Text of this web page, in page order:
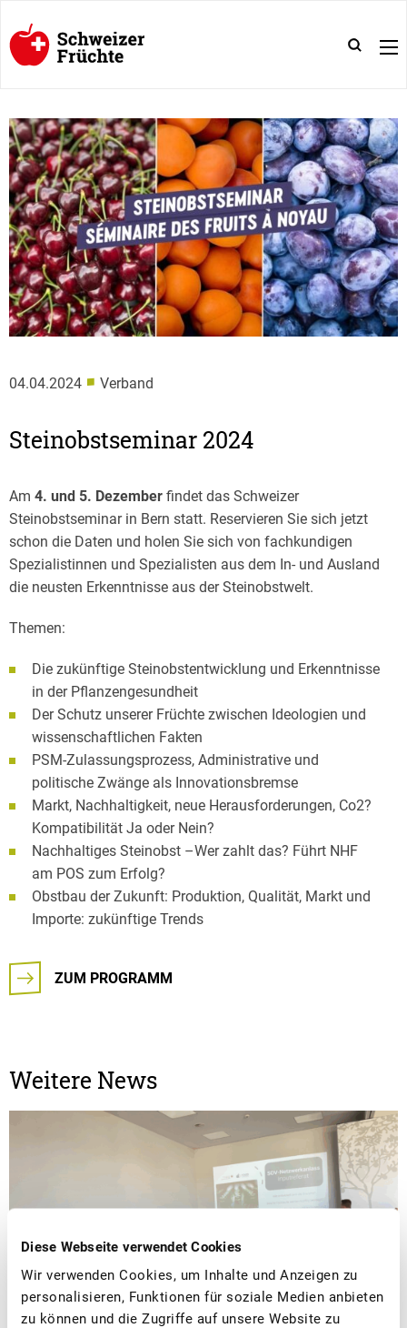
Diese Webseite verwendet Cookies
Wir verwenden Cookies, um Inhalte und Anzeigen zu
personalisieren, Funktionen für soziale Medien anbieten
zu können und die Zugriffe auf unsere Website zu
04.04.2024 ■ Verband
Steinobstseminar 2024
Am 4. und 5. Dezember findet das Schweizer
Steinobstseminar in Bern statt. Reservieren Sie sich jetzt
schon die Daten und holen Sie sich von fachkundigen
Spezialistinnen und Spezialisten aus dem In- und Ausland
die neusten Erkenntnisse aus der Steinobstwelt.
Themen:
Die zukünftige Steinobstentwicklung und Erkenntnisse
in der Pflanzengesundheit
Der Schutz unserer Früchte zwischen Ideologien und
wissenschaftlichen Fakten
PSM-Zulassungsprozess, Administrative und
politische Zwänge als Innovationsbremse
Markt, Nachhaltigkeit, neue Herausforderungen, Co2?
Kompatibilität Ja oder Nein?
Nachhaltiges Steinobst –Wer zahlt das? Führt NHF
am POS zum Erfolg?
Obstbau der Zukunft: Produktion, Qualität, Markt und
Importe: zukünftige Trends
ZUM PROGRAMM
Weitere News